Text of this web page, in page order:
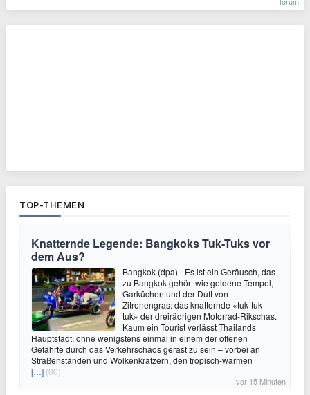
TOP-THEMEN
Knatternde Legende: Bangkoks Tuk-Tuks vor
dem Aus?
Bangkok (dpa) - Es ist ein Geräusch, das
zu Bangkok gehört wie goldene Tempel,
Garküchen und der Duft von
Zitronengras: das knatternde «tuk-tuk-
tuk» der dreirädrigen Motorrad-Rikschas.
Kaum ein Tourist verlässt Thailands
Hauptstadt, ohne wenigstens einmal in einem der offenen
Gefährte durch das Verkehrschaos gerast zu sein – vorbei an
Straßenständen und Wolkenkratzern, den tropisch-warmen
[…] (00)
vor 15 Minuten